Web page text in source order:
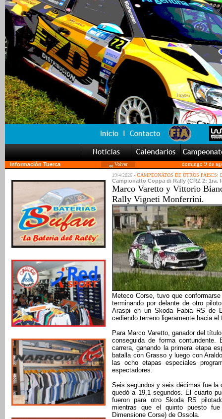
Información Tuerca Volver
domingo 9 de
19/4/2026 - CAMPEONATOS DE OTROS PAISES:
Campionatto Coppa di Rally (CRZ 2: 1ra.
Marco Varetto y Vittorio
Rally Vigneti Monferrini.
Meteco Corse, tuvo que
terminando por delante de otro
Araspi en un Skoda Fabia RS de
cediendo terreno ligeramente hacia
Para Marco Varetto, ganador del
conseguida de forma
carrera, ganando la primera etapa
batalla con Grasso y luego con
las ocho etapas especiales
espectadores.
Seis segundos y seis décimas fue la
quedó a 19,1 segundos. El cuarto
fueron para otro Skoda RS
mientras que el quinto puesto
Dimensione Corse) de Ossola.